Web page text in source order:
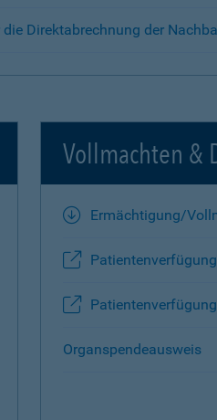
Direktabrechnung der
Vollmachten &
Ermächtigung/
Organspendeausweis